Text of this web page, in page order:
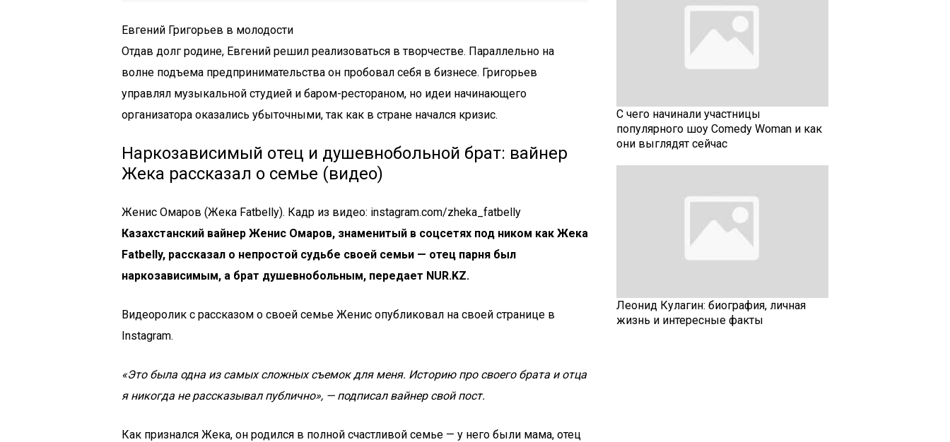
Евгений Григорьев в молодости
Отдав долг родине, Евгений решил реализоваться в творчестве. Параллельно на
волне подъема предпринимательства он пробовал себя в бизнесе. Григорьев
управлял музыкальной студией и баром-рестораном, но идеи начинающего
организатора оказались убыточными, так как в стране начался кризис.
Наркозависимый отец и душевнобольной брат: вайнер
Жека рассказал о семье (видео)
Женис Омаров (Жека Fatbelly). Кадр из видео: instagram.com/zheka_fatbelly
Казахстанский вайнер Женис Омаров, знаменитый в соцсетях под ником как Жека
Fatbelly, рассказал о непростой судьбе своей семьи — отец парня был
наркозависимым, а брат душевнобольным, передает NUR.KZ.
Видеоролик с рассказом о своей семье Женис опубликовал на своей странице в
Instagram.
«Это была одна из самых сложных съемок для меня. Историю про своего брата и отца
я никогда не рассказывал публично», — подписал вайнер свой пост.
Как признался Жека, он родился в полной счастливой семье — у него были мама, отец
С чего начинали участницы
популярного шоу Comedy Woman и как
они выглядят сейчас
Леонид Кулагин: биография, личная
жизнь и интересные факты